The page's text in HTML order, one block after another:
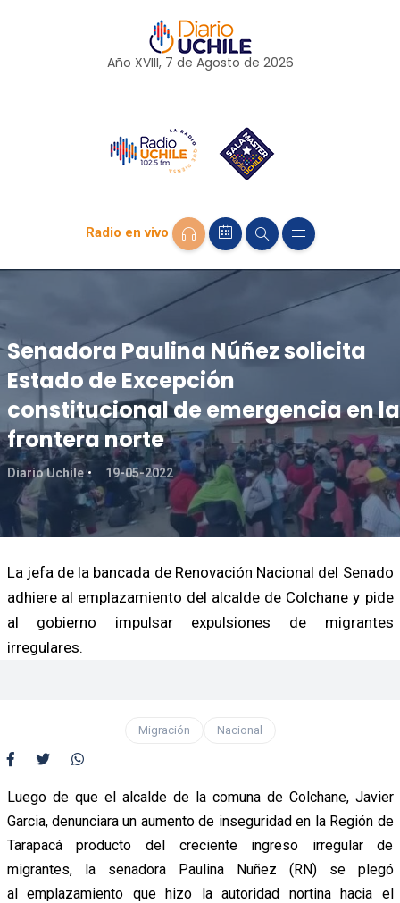
Año XVIII, 7 de Agosto de 2026
Radio en vivo
Senadora Paulina Núñez solicita
Estado de Excepción
constitucional de emergencia en la
frontera norte
Diario Uchile 19-05-2022
La jefa de la bancada de Renovación Nacional del Senado
adhiere al emplazamiento del alcalde de Colchane y pide
al gobierno impulsar expulsiones de migrantes
irregulares.
Migración Nacional
Luego de que el alcalde de la comuna de Colchane, Javier
Garcia, denunciara un aumento de inseguridad en la Región de
Tarapacá producto del creciente ingreso irregular de
migrantes, la senadora Paulina Nuñez (RN) se plegó
al emplazamiento que hizo la autoridad nortina hacia el